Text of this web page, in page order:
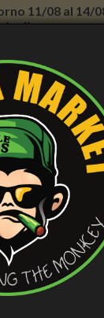
11/08 al
consegna a
ACCESS. FUMATORI
Attivi Per
10ml -
20% -